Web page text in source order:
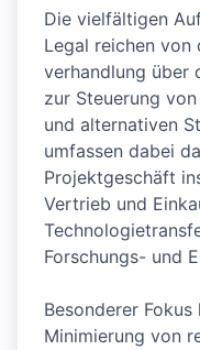
Die vielfältigen
Legal reichen
verhandlung über
zur Steuerung
und alternativen
umfassen dabei
Projektgeschäft
Vertrieb und
Forschungs- und
Besonderer
Minimierung von